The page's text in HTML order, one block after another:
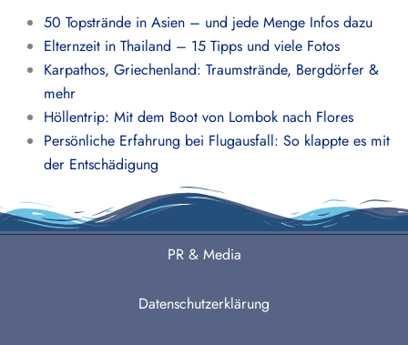
50 Topstrände in Asien – und jede Menge Infos dazu
Elternzeit in Thailand – 15 Tipps und viele Fotos
Karpathos, Griechenland: Traumstrände, Bergdörfer &
mehr
Höllentrip: Mit dem Boot von Lombok nach Flores
Persönliche Erfahrung bei Flugausfall: So klappte es mit
der Entschädigung
PR & Media
Datenschutzerklärung